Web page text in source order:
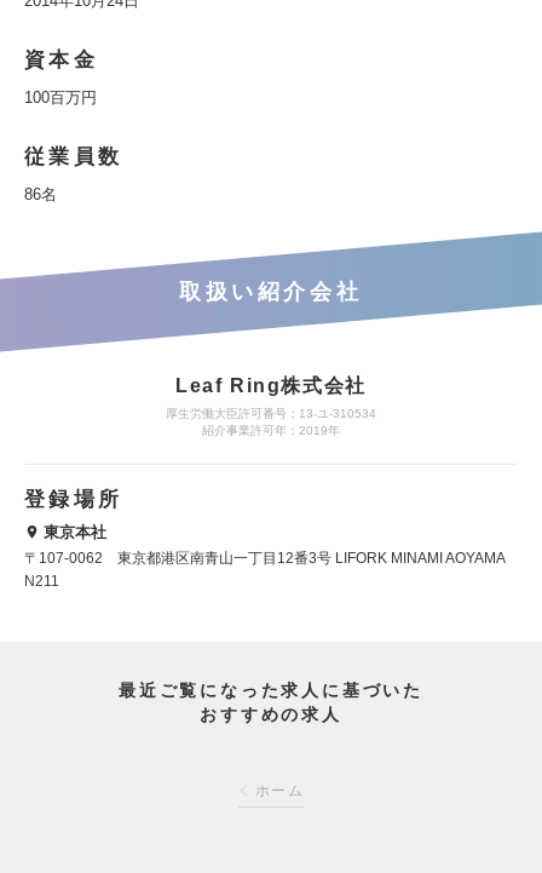
資本金
100百万円
従業員数
86名
取扱い紹介会社
Leaf Ring株式会社
厚生労働大臣許可番号：13-ユ-310534
紹介事業許可年：2019年
登録場所
東京本社
〒107-0062 東京都港区南青山一丁目12番3号 LIFORK MINAMI AOYAMA
N211
最近ご覧になった求人に基づいた
おすすめの求人
ホーム